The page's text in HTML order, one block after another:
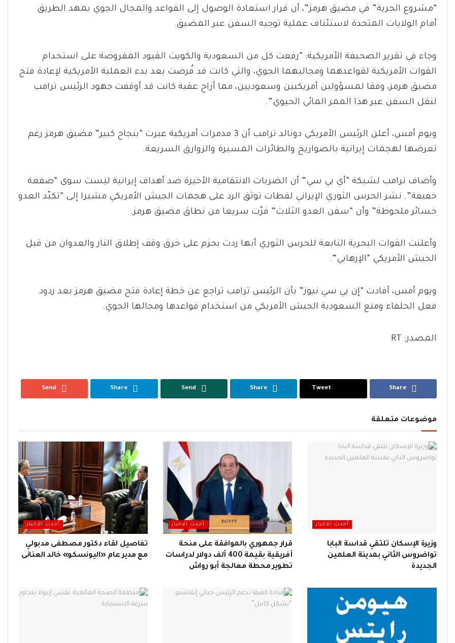
“مشروع الحرية” في مضيق هرمز”، أن قرار استعادة الوصول إلى القواعد والمجال الجوي يمهد الطريق
أمام الولايات المتحدة لاستئناف عملية توجيه السفن عبر المضيق.
وجاء في تقرير الصحيفة الأمريكية: “رفعت كل من السعودية والكويت القيود المفروضة على استخدام
القوات الأمريكية لقواعدهما ومجاليهما الجوي، والتي كانت قد فُرضت بعد بدء العملية الأمريكية لإعادة فتح
مضيق هرمز، وفقا لمسؤولين أمريكيين وسعوديين، مما أزاح عقبة كانت قد أوقفت جهود الرئيس ترامب
لنقل السفن عبر هذا الممر المائي الحيوي”.
ويوم أمس، أعلن الرئيس الأمريكي دونالد ترامب أن 3 مدمرات أمريكية عبرت “بنجاح كبير” مضيق هرمز رغم
تعرضها لهجمات إيرانية بالصواريخ والطائرات المسيرة والزوارق السريعة.
وأضاف ترامب لشبكة “أي بي سي” أن الضربات الانتقامية الأخيرة ضد أهداف إيرانية ليست سوى “صفعة
خفيفة”. نشر الحرس الثوري الإيراني لقطات توثق الرد على هجمات الجيش الأمريكي مشيرا إلى “تكبّد العدو
خسائر ملحوظة” وأن “سفن العدو الثلاث” فرّت سريعا من نطاق مضيق هرمز.
وأعلنت القوات البحرية التابعة للحرس الثوري أنها ردت بحزم على خرق وقف إطلاق النار والعدوان من قبل
الجيش الأمريكي “الإرهابي”.
ويوم أمس، أفادت “إن بي سي نيوز” بأن الرئيس ترامب تراجع عن خطة إعادة فتح مضيق هرمز بعد ردود
فعل الحلفاء ومنع السعودية الجيش الأمريكي من استخدام قواعدها ومجالها الجوي.
المصدر: RT
Share
Tweet
Share
Send
Share
Send
موضوعات متعلقة
أحدث الاخبار
وزيرة الإسكان تلتقي قداسة البابا
تواضروس الثاني بمدينة العلمين
الجديدة
أحدث الاخبار
قرار جمهوري بالموافقة على منحة
أفريقية بقيمة 400 ألف دولار لدراسات
تطوير محطة معالجة أبو رواش
أحدث الاخبار
تفاصيل لقاء دكتور مصطفى مدبولي
مع مدير عام «اليونسكو» خالد العنانى